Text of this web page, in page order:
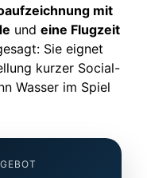
mit
und eine Flugzeit
Sie eignet
kurzer Social-
Wasser im Spiel